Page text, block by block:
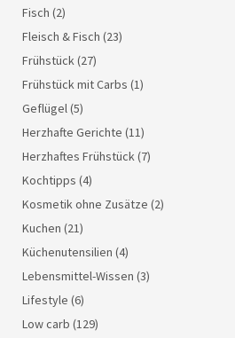
Fisch (2)
Fleisch & Fisch (23)
Frühstück(27)
Frühstück mit Carbs (1)
Geflügel(5)
Herzhafte Gerichte (11)
Herzhaftes Frühstück(7)
Kochtipps (4)
Kosmetik ohne Zusätze (2)
Kuchen (21)
Küchenutensilien (4)
Lebensmittel-Wissen (3)
Lifestyle (6)
Low carb (129)